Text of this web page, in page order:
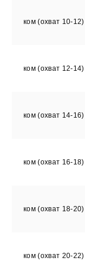
ком (охват 10-12)
ком (охват 12-14)
ком (охват 14-16)
ком (охват 16-18)
ком (охват 18-20)
ком (охват 20-22)